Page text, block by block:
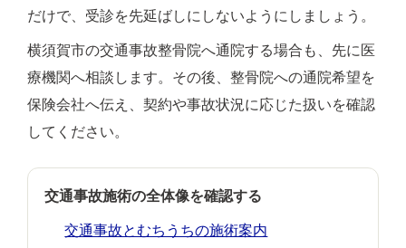
だけで、受診を先延ばしにしないようにしましょう。
横須賀市の交通事故整骨院へ通院する場合も、先に医
療機関へ相談します。その後、整骨院への通院希望を
保険会社へ伝え、契約や事故状況に応じた扱いを確認
してください。
交通事故施術の全体像を確認する
交通事故とむちうちの施術案内